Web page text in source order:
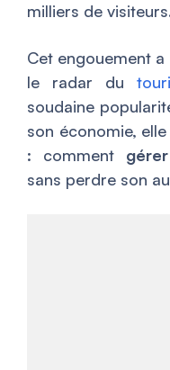
milliers de
Cet engouement
le radar du
soudaine
son économie,
: comment
sans perdre son